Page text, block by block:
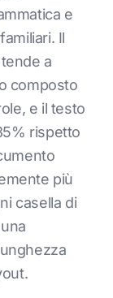
e
Il
a
composto
e il testo
rispetto
più
casella di